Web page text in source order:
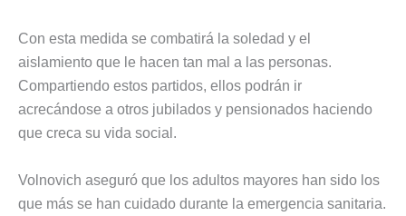
Con esta medida se combatirá la soledad y el
aislamiento que le hacen tan mal a las personas.
Compartiendo estos partidos, ellos podrán ir
acrecándose a otros jubilados y pensionados haciendo
que creca su vida social.
Volnovich aseguró que los adultos mayores han sido los
que más se han cuidado durante la emergencia sanitaria.